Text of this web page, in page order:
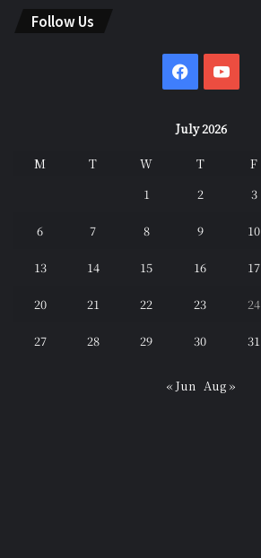
Follow Us
Facebook
July 2026
M T W T F
1
2 3
6 7 8 9 10
13 14 15 16 17
20 21 22 23 24
27 28 29 30 31
« Jun Aug »